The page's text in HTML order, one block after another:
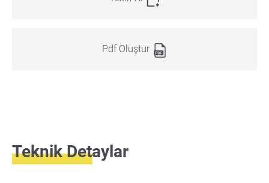
Pdf Oluştur
Teknik Detaylar